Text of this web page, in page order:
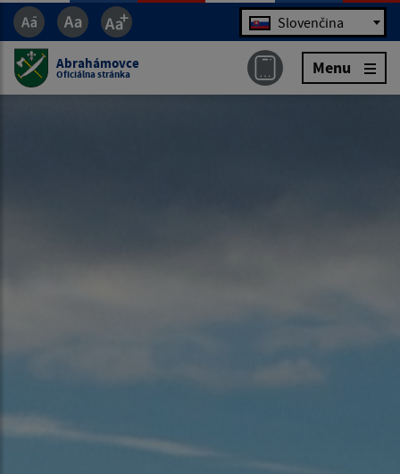
Jazyk Slovenčina
Abrahámovce
Oficiálna stránka Menu